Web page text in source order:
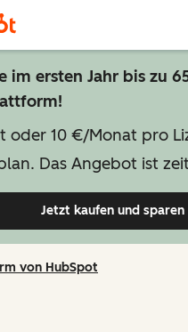
im ersten Jahr bis zu
oder 10 €/Monat pro
Das Angebot ist
Jetzt kaufen und sparen
von HubSpot